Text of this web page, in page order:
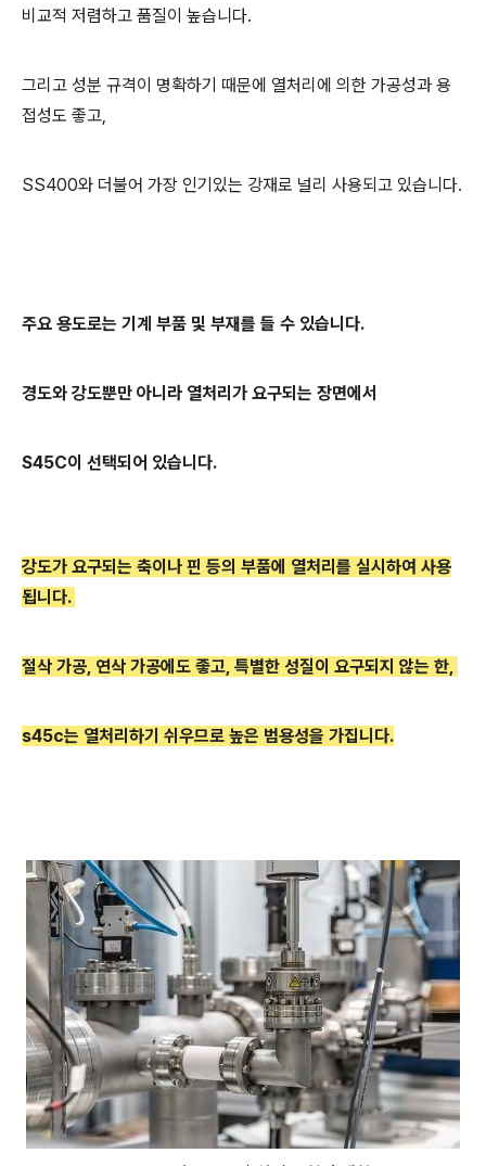
비교적 저렴하고 품질이 높습니다.
그리고 성분 규격이 명확하기 때문에 열처리에 의한 가공성과 용
접성도 좋고,
SS400와 더불어 가장 인기있는 강재로 널리 사용되고 있습니다.
주요 용도로는 기계 부품 및 부재를 들 수 있습니다.
경도와 강도뿐만 아니라 열처리가 요구되는 장면에서
S45C이 선택되어 있습니다.
강도가 요구되는 축이나 핀 등의 부품에 열처리를 실시하여 사용
됩니다.
절삭 가공, 연삭 가공에도 좋고, 특별한 성질이 요구되지 않는 한,
s45c는 열처리하기 쉬우므로 높은 범용성을 가집니다.